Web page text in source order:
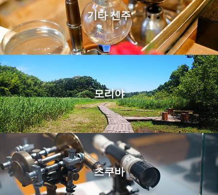
기타 센주
모리야
츠쿠바